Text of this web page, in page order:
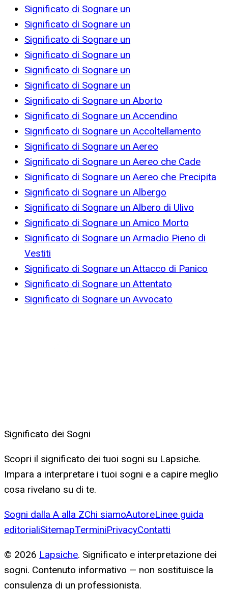
Significato di Sognare un
Significato di Sognare un
Significato di Sognare un
Significato di Sognare un
Significato di Sognare un
Significato di Sognare un
Significato di Sognare un Aborto
Significato di Sognare un Accendino
Significato di Sognare un Accoltellamento
Significato di Sognare un Aereo
Significato di Sognare un Aereo che Cade
Significato di Sognare un Aereo che Precipita
Significato di Sognare un Albergo
Significato di Sognare un Albero di Ulivo
Significato di Sognare un Amico Morto
Significato di Sognare un Armadio Pieno di
Vestiti
Significato di Sognare un Attacco di Panico
Significato di Sognare un Attentato
Significato di Sognare un Avvocato
Significato dei Sogni
Scopri il significato dei tuoi sogni su Lapsiche.
Impara a interpretare i tuoi sogni e a capire meglio
cosa rivelano su di te.
Sogni dalla A alla ZChi siamoAutoreLinee guida
editorialiSitemapTerminiPrivacyContatti
© 2026 Lapsiche. Significato e interpretazione dei
sogni. Contenuto informativo — non sostituisce la
consulenza di un professionista.